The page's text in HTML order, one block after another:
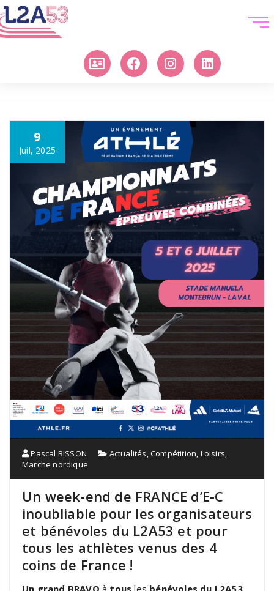
9
Juil, 2025
Pascal BISSON Actualités,Compétition, Loisirs,
Marche nordique
Un week-end de FRANCE d’E-C
inoubliable pour les organisateurs
et bénévoles du L2A53 et pour
tous les athlètes venus des 4
coins de France !
Un grand BRAVO à tous les bénévoles du L2A53